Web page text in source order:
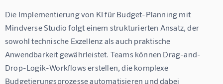
Die Implementierung von KI für Budget-Planning mit
Mindverse Studio folgt einem strukturierten Ansatz, der
sowohl technische Exzellenz als auch praktische
Anwendbarkeit gewährleistet. Teams können Drag-and-
Drop-Logik-Workflows erstellen, die komplexe
Budgetierungsprozesse automatisieren und dabei